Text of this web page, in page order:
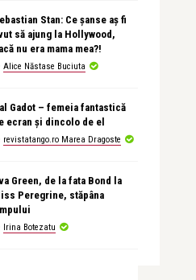
Stan: Ce șanse aș fi
să ajung la Hollywood,
nu era mama mea?!
Alice Năstase Buciuta
Gadot – femeia fantastică
ecran și dincolo de el
revistatango.ro Marea Dragoste
Green, de la fata Bond la
Peregrine, stăpâna
Irina Botezatu